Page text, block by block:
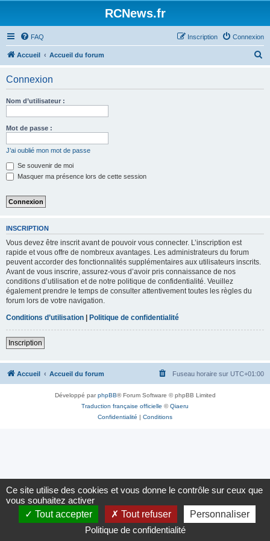
RCNews.fr
FAQ Connexion
Inscription
Accueil Accueil du forum
Connexion
Nom d’utilisateur :
Mot de passe :
J’ai oublié mon mot de passe
Se souvenir de moi
Masquer ma présence lors de cette session
INSCRIPTION
Vous devez être inscrit avant de pouvoir vous connecter. L’inscription est
rapide et vous offre de nombreux avantages. Les administrateurs du forum
peuvent accorder des fonctionnalités supplémentaires aux utilisateurs inscrits.
Avant de vous inscrire, assurez-vous d’avoir pris connaissance de nos
conditions d’utilisation et de notre politique de confidentialité. Veuillez
également prendre le temps de consulter attentivement toutes les règles du
forum lors de votre navigation.
Conditions d’utilisation | Politique de confidentialité
Inscription
Accueil Accueil du forum Fuseau horaire sur UTC+01:00
Développé parphpBB® Forum Software © phpBB Limited
Traduction française officielle ©Qiaeru
Confidentialité | Conditions
Panneau de gestion des cookies
Ce site utilise des cookies et vous donne le contrôle sur ceux que
vous souhaitez activer
Tout accepter
Tout refuser
Personnaliser
Politique de confidentialité